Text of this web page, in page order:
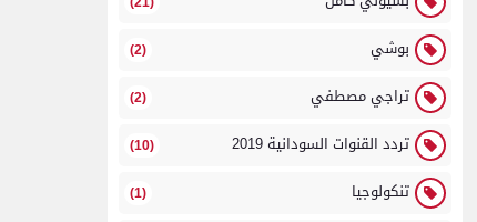
بوشي (2)
تراجي مصطفي (2)
تردد القنوات السودانية 2019 (10)
تنكولوجيا (1)